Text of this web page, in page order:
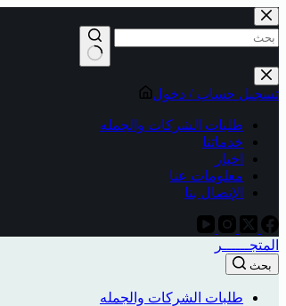
تسجيل حساب / دخول
طلبات الشركات والجمله
خدماتنا
اخبار
معلومات عنا
الإتصال بنا
المتجــــــر
بحث
طلبات الشركات والجمله